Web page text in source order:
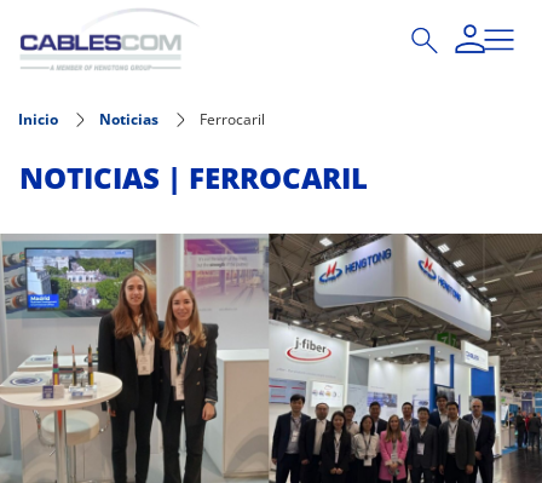
Pasar al contenido principal
Inicio Noticias Ferrocaril
NOTICIAS | FERROCARIL